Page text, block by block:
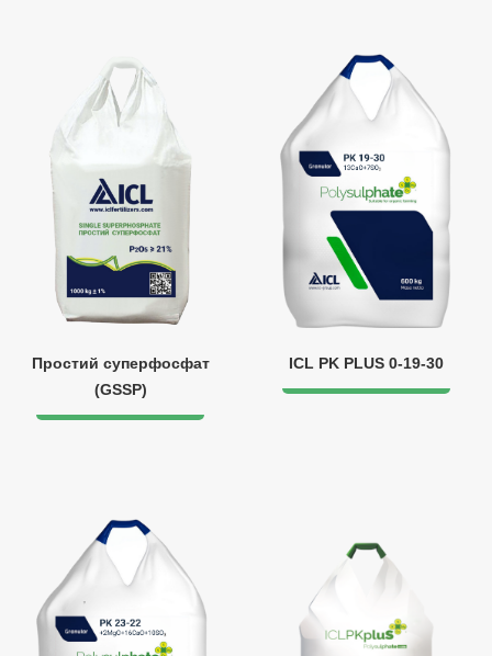
Простий суперфосфат
(GSSP)
ICL PK PLUS 0-19-30